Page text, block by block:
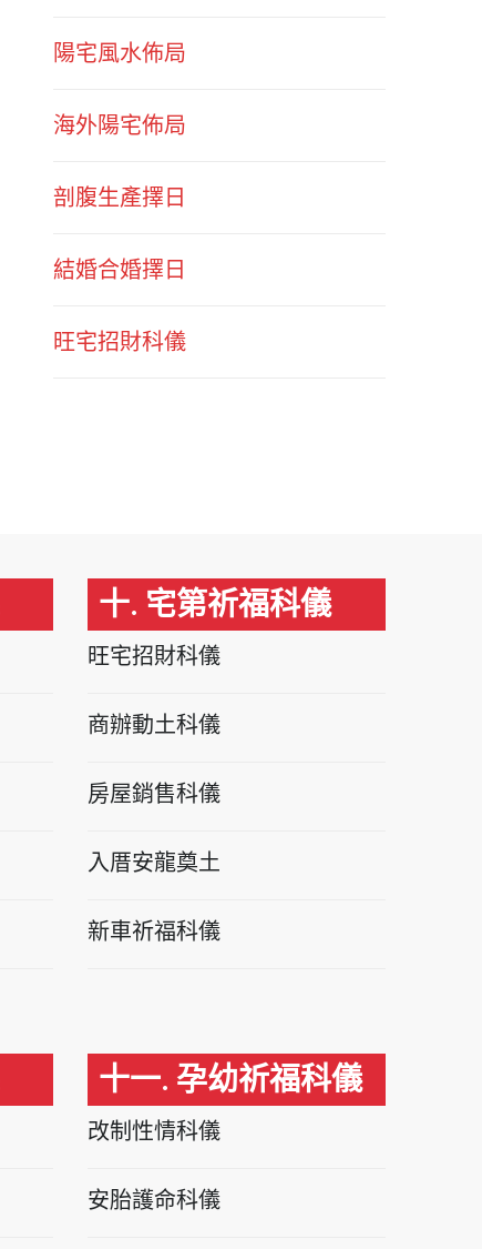
陽宅風水佈局
海外陽宅佈局
剖腹生產擇日
結婚合婚擇日
旺宅招財科儀
十. 宅第祈福科儀
旺宅招財科儀
商辦動土科儀
房屋銷售科儀
入厝安龍奠土
新車祈福科儀
十一. 孕幼祈福科儀
改制性情科儀
安胎護命科儀